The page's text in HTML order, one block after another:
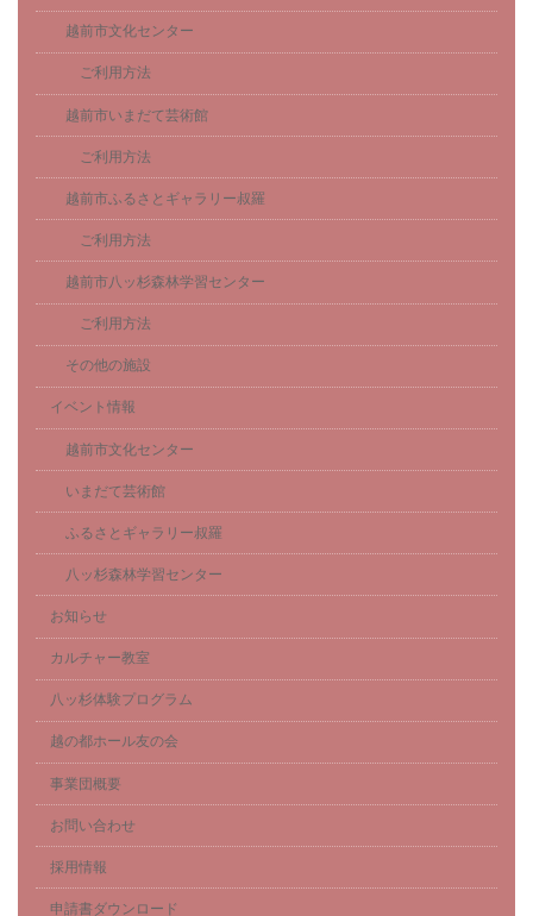
越前市文化センター
ご利用方法
越前市いまだて芸術館
ご利用方法
越前市ふるさとギャラリー叔羅
ご利用方法
越前市八ッ杉森林学習センター
ご利用方法
その他の施設
イベント情報
越前市文化センター
いまだて芸術館
ふるさとギャラリー叔羅
八ッ杉森林学習センター
お知らせ
カルチャー教室
八ッ杉体験プログラム
越の都ホール友の会
事業団概要
お問い合わせ
採用情報
申請書ダウンロード